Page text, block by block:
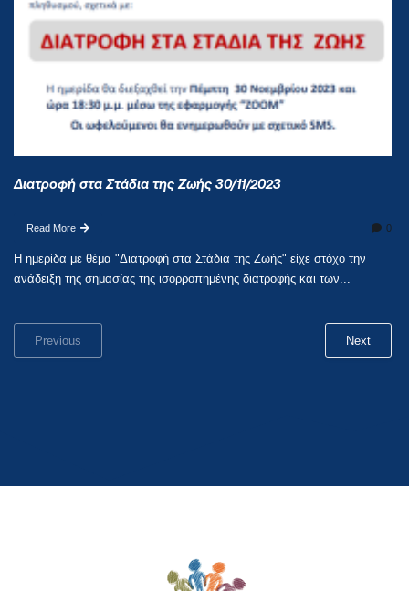
Διατροφή στα Στάδια της Ζωής 30/11/2023
Read More 0
Η ημερίδα με θέμα "Διατροφή στα Στάδια της Ζωής" είχε στόχο την
ανάδειξη της σημασίας της ισορροπημένης διατροφής και των...
Previous Next